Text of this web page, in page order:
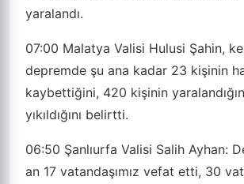
yaralandı.
07:00 Malatya Valisi Hulusi Şahin,
depremde şu ana kadar 23 kişinin
kaybettiğini, 420 kişinin
yıkıldığını belirtti.
06:50 Şanlıurfa Valisi Salih Ayhan:
an 17 vatandaşımız vefat etti, 30